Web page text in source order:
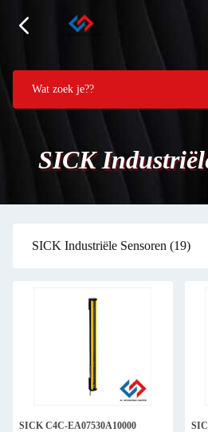
SICK
SICK Industriële Sensoren (19)
SICK C4C-EA07530A10000